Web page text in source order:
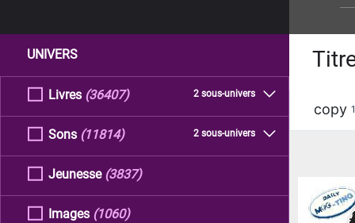
UNIVERS
Livres 2 sous-univers
(36407)
Sons 2 sous-univers
(11814)
Jeunesse (3837)
Images (1060)
copy